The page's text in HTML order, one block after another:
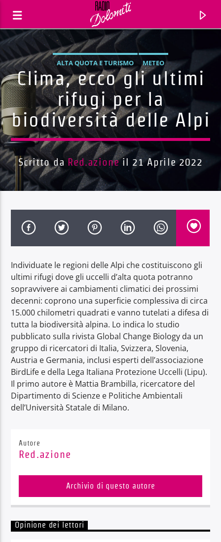
Traccia corrente
Radio Dolomiti
ALTA QUOTA E TURISMO METEO
Clima, ecco gli ultimi
rifugi per la
biodiversità delle Alpi
Scritto da Red.azioneil 21 Aprile 2022
Individuate le regioni delle Alpi che costituiscono gli
ultimi rifugi dove gli uccelli d’alta quota potranno
sopravvivere ai cambiamenti climatici dei prossimi
decenni: coprono una superficie complessiva di circa
15.000 chilometri quadrati e vanno tutelati a difesa di
tutta la biodiversità alpina. Lo indica lo studio
pubblicato sulla rivista Global Change Biology da un
gruppo di ricercatori di Italia, Svizzera, Slovenia,
Austria e Germania, inclusi esperti dell’associazione
BirdLife e della Lega Italiana Protezione Uccelli (Lipu).
Il primo autore è Mattia Brambilla, ricercatore del
Dipartimento di Scienze e Politiche Ambientali
dell’Università Statale di Milano.
Autore
Red.azione
Archivio di questo autore
Opinione dei lettori